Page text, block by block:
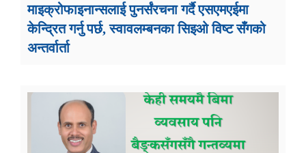
माइक्रोफाइनान्सलाई पुनर्संरचना गर्दै एसएमएईमा
केन्द्रित गर्नु पर्छ, स्वावलम्बनका सिइओ विष्ट सँगको
अन्तर्वार्ता